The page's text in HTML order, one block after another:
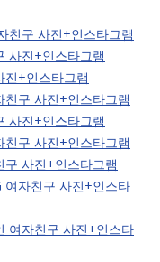
친구 사진+인스타그램
사진+인스타그램
진+인스타그램
구 사진+인스타그램
사진+인스타그램
구 사진+인스타그램
구 사진+인스타그램
여자친구 사진+인스타
여자친구 사진+인스타